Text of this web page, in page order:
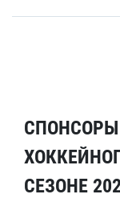
СЕЗОНЕ